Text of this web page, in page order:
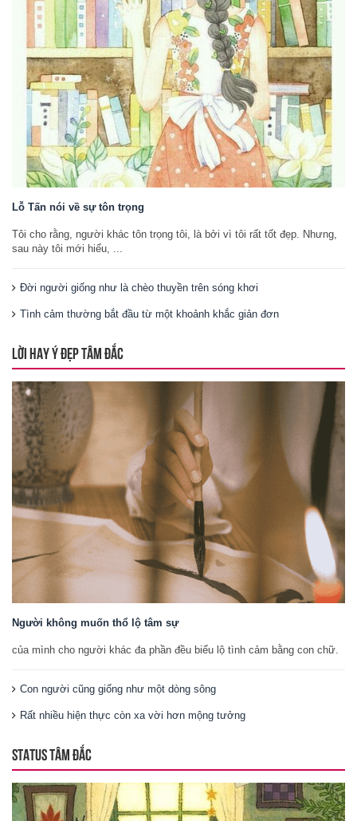
Lỗ Tấn nói về sự tôn trọng
Tôi cho rằng, người khác tôn trọng tôi, là bởi vì tôi rất tốt đẹp. Nhưng,
sau này tôi mới hiểu, ...
Đời người giống như là chèo thuyền trên sóng khơi
Tình cảm thường bắt đầu từ một khoảnh khắc giản đơn
LỜI HAY Ý ĐẸP TÂM ĐẮC
Người không muốn thổ lộ tâm sự
của mình cho người khác đa phần đều biểu lộ tình cảm bằng con chữ.
Con người cũng giống như một dòng sông
Rất nhiều hiện thực còn xa vời hơn mộng tưởng
STATUS TÂM ĐẮC